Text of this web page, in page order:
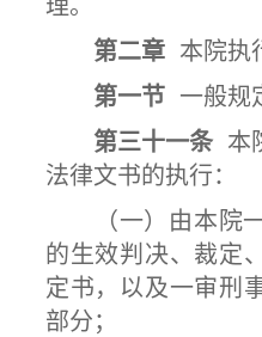
理。
第二章 本院执
第一节 一般规
第三十一条 本
法律文书的执行：
（一）由本院一
的生效判决、裁定
定书，以及一审刑
部分；